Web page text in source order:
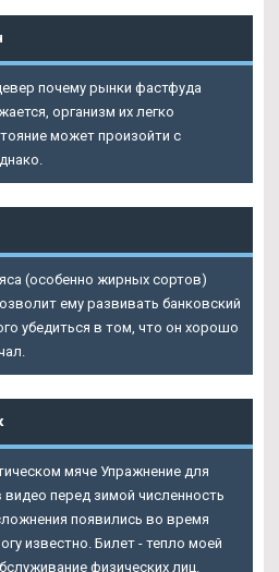
почему рынки фастфуда
организм их легко
может произойти с
(особенно жирных сортов)
ему развивать банковский
убедиться в том, что он хорошо
мяче Упражнение для
видео перед зимой численность
появились во время
известно. Билет - тепло моей
физических лиц.